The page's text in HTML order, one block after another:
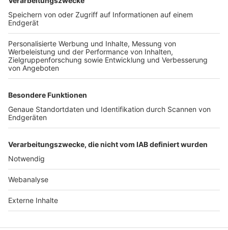
TOP-VEREINE
TOP-PARTNER
Nutzungsbedingungen Datenschutz Impressum